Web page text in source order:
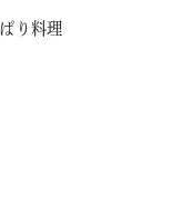
り料理